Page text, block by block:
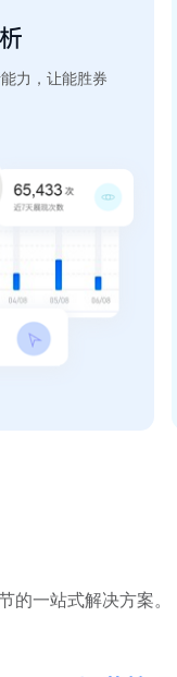
力，让能胜券
的一站式解决方案。